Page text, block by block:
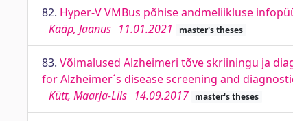
82. Hyper-V VMBus põhise andmeliikluse
Kääp, Jaanus 11.01.2021 master's theses
83. Võimalused Alzheimeri tõve skriiningu ja
for Alzheimer´s disease screening and
Kütt, Maarja-Liis 14.09.2017 master's theses